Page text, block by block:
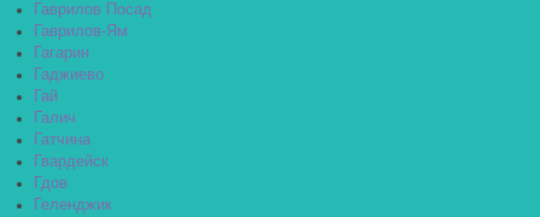
Гаврилов Посад
Гаврилов-Ям
Гагарин
Гаджиево
Гай
Галич
Гатчина
Гвардейск
Гдов
Геленджик